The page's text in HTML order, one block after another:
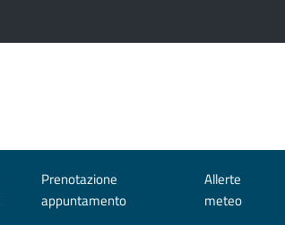
Prenotazione
appuntamento
Allerte
meteo